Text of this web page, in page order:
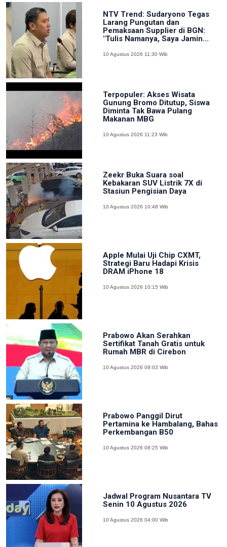
NTV Trend: Sudaryono Tegas
Larang Pungutan dan
Pemaksaan Supplier di BGN:
"Tulis Namanya, Saya Jamin...
10 Agustus 2026 11:30 Wib
Terpopuler: Akses Wisata
Gunung Bromo Ditutup, Siswa
Diminta Tak Bawa Pulang
Makanan MBG
10 Agustus 2026 11:23 Wib
Zeekr Buka Suara soal
Kebakaran SUV Listrik 7X di
Stasiun Pengisian Daya
10 Agustus 2026 10:48 Wib
Apple Mulai Uji Chip CXMT,
Strategi Baru Hadapi Krisis
DRAM iPhone 18
10 Agustus 2026 10:15 Wib
Prabowo Akan Serahkan
Sertifikat Tanah Gratis untuk
Rumah MBR di Cirebon
10 Agustus 2026 09:03 Wib
Prabowo Panggil Dirut
Pertamina ke Hambalang, Bahas
Perkembangan B50
10 Agustus 2026 08:25 Wib
Jadwal Program Nusantara TV
Senin 10 Agustus 2026
10 Agustus 2026 04:00 Wib